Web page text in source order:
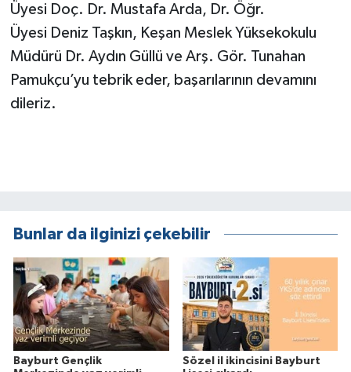
Üyesi Doç. Dr. Mustafa Arda, Dr. Öğr.
Üyesi Deniz Taşkın, Keşan Meslek Yüksekokulu
Müdürü Dr. Aydın Güllü ve Arş. Gör. Tunahan
Pamukçu’yu tebrik eder, başarılarının devamını
dileriz.
Bunlar da ilginizi çekebilir
Bayburt Gençlik
Sözel il ikincisini Bayburt